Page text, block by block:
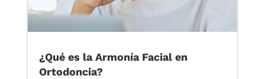
¿Qué es la Armonía Facial en
Ortodoncia?